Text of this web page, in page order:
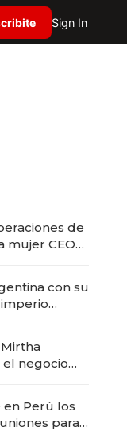
Sign In
de
mujer CEO
con su
negocio
Perú los
para